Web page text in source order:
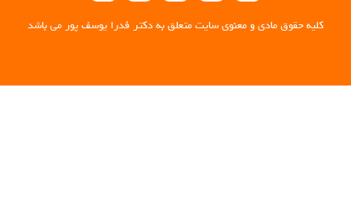
کلیه حقوق مادی و معنوی سایت متعلق به دکتر فدرا یوسف پور می باشد